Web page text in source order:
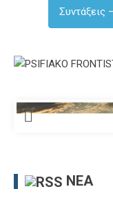
Συντάξεις
ΝΈΑ